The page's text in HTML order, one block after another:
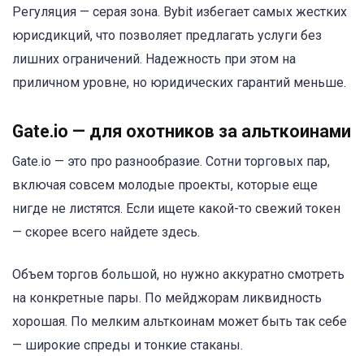
Регуляция — серая зона. Bybit избегает самых жестких
юрисдикций, что позволяет предлагать услуги без
лишних ограничений. Надежность при этом на
приличном уровне, но юридических гарантий меньше.
Gate.io — для охотников за альткоинами
Gate.io — это про разнообразие. Сотни торговых пар,
включая совсем молодые проекты, которые еще
нигде не листятся. Если ищете какой-то свежий токен
— скорее всего найдете здесь.
Объем торгов большой, но нужно аккуратно смотреть
на конкретные пары. По мейджорам ликвидность
хорошая. По мелким альткоинам может быть так себе
— широкие спреды и тонкие стаканы.